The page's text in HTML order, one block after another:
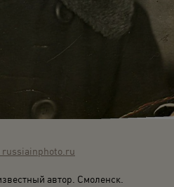
russiainphoto.ru
автор. Смоленск.